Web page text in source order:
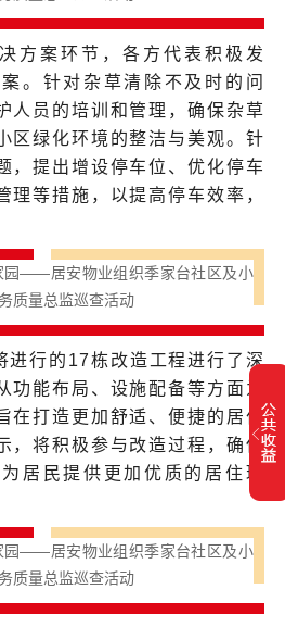
方案环节，各方代表积极发
。针对杂草清除不及时的问
人员的培训和管理，确保杂草
区绿化环境的整洁与美观。针
，提出增设停车位、优化停车
理等措施，以提高停车效率，
进行的17栋改造工程进行了深
功能布局、设施配备等方面为
在打造更加舒适、便捷的居住
，将积极参与改造过程，确保
居民提供更加优质的居住环